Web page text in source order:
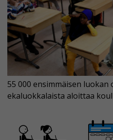
55 000 ensimmäisen luokan
ekaluokkalaista aloittaa